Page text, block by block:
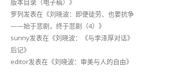
版本目录（电子稿） 》
罗列发表在《刘晓波：即便徒劳、也要抗争
——始于悲剧，终于悲剧（4） 》
sunny发表在《刘晓波：《与李泽厚对话》
后记》
editor发表在《刘晓波：审美与人的自由》